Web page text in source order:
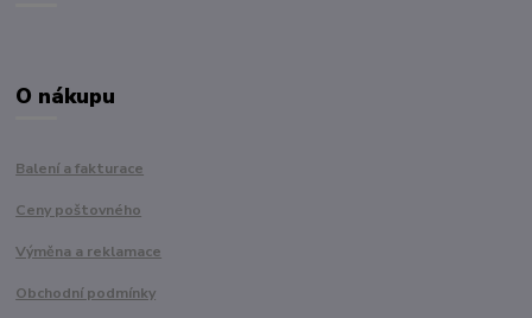
O nákupu
Balení a fakturace
Ceny poštovného
Výměna a reklamace
Obchodní podmínky